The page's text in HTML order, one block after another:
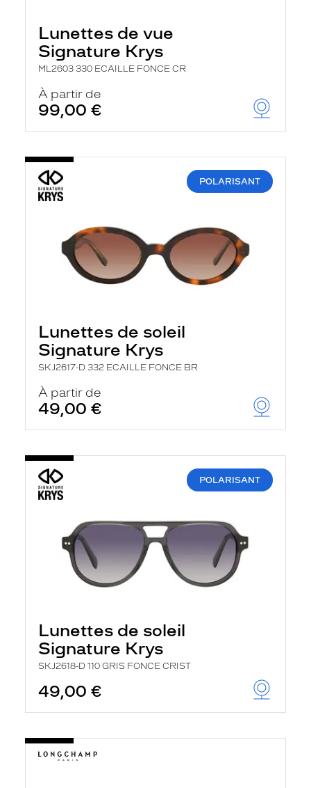
Lunettes de vue
Signature Krys
ML2603 330 ECAILLE FONCE CR
À partir de
99,00 €
POLARISANT
Lunettes de soleil
Signature Krys
SKJ2617-D 332 ECAILLE FONCE BR
À partir de
49,00 €
POLARISANT
Lunettes de soleil
Signature Krys
SKJ2618-D 110 GRIS FONCE CRIST
49,00 €